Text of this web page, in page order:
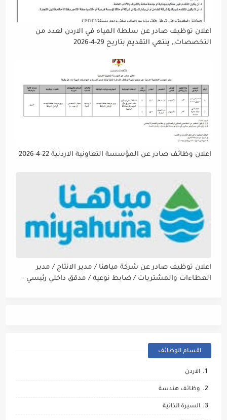
اعلان توظيف صادر عن سلطة المياه في الاردن لعدد من
التخصصات,, ينتهي التقديم بتاريح 29-4-2026
اعلان وظائف صادر عن المؤسسة التعاونية الاردنية 22-4-2026
اعلان توظيف صادر عن شركة مياهنا / مدير الانتاج / مدير
العطاءات والمشتريات / ضابط نوعية / مدقق داخلي رئيسي -
اقسام الوظائف
الاردن
وظائف هندسة
السيرة الذاتية